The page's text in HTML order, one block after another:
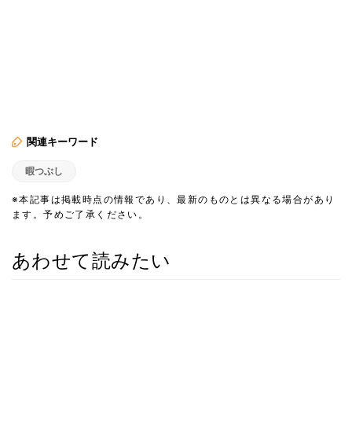
関連キーワード
暇つぶし
※本記事は掲載時点の情報であり、最新のものとは異なる場合があり
ます。予めご了承ください。
あわせて読みたい